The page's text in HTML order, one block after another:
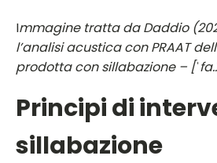
Immagine tratta da Daddio
l’analisi acustica con PRAAT
prodotta con sillabazione –
Principi di
sillabazione